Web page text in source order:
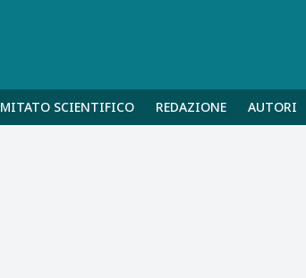
SCIENTIFICO REDAZIONE AUTORI